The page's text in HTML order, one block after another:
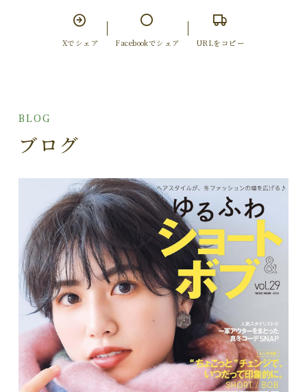
Xでシェア Facebookでシェア URLをコピー
BLOG
ブログ